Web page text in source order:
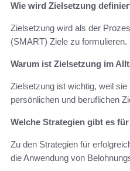
Wie wird Zielsetzung
Zielsetzung wird als der
(SMART) Ziele zu
Warum ist Zielsetzung im
Zielsetzung ist wichtig, weil
persönlichen und beruflichen
Welche Strategien gibt es
Zu den Strategien für
die Anwendung von